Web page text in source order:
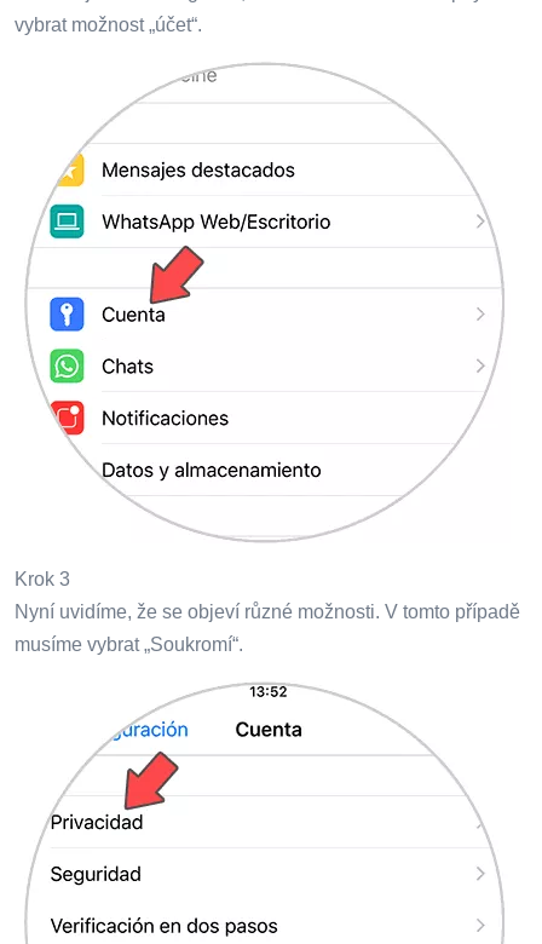
vybrat možnost „účet“.
Krok 3
Nyní uvidíme, že se objeví různé možnosti. V tomto případě
musíme vybrat „Soukromí“.